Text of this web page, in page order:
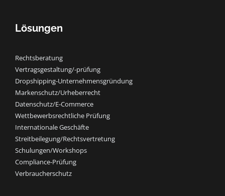
Lösungen
Rechtsberatung
Vertragsgestaltung/-prüfung
Dropshipping-Unternehmensgründung
Markenschutz/Urheberrecht
Datenschutz/E-Commerce
Wettbewerbsrechtliche Prüfung
Internationale Geschäfte
Streitbeilegung/Rechtsvertretung
Schulungen/Workshops
Compliance-Prüfung
Verbraucherschutz